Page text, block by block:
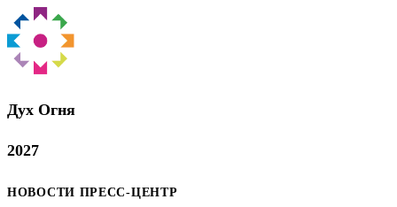
Дух Oгня
2027
НОВОСТИ ПРЕСС-ЦЕНТР